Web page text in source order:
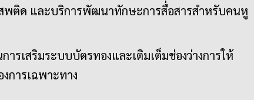
พติด และบริการพัฒนาทักษะการสื่อสารสำหรับคนหู
รเสริมระบบบัตรทองและเติมเต็มช่องว่างการให้
การเฉพาะทาง